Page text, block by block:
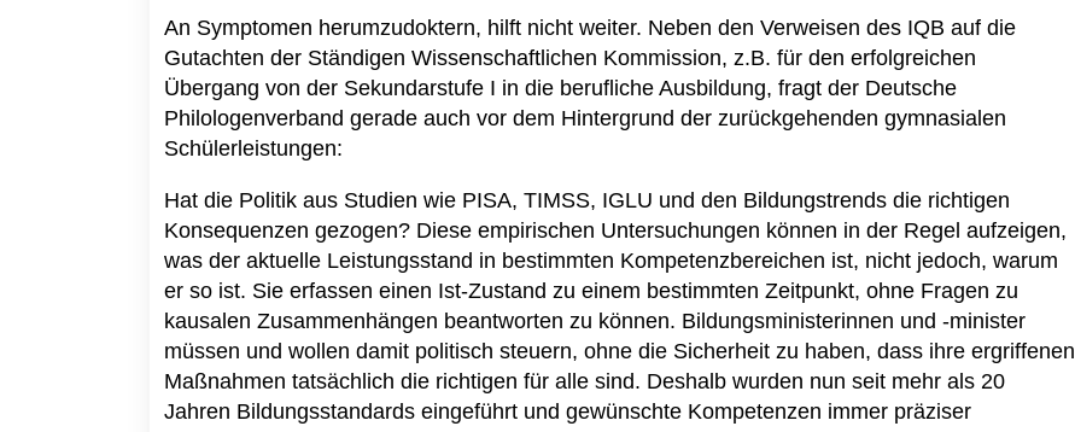
An Symptomen herumzudoktern, hilft nicht weiter. Neben den Verweisen des IQB auf die
Gutachten der Ständigen Wissenschaftlichen Kommission, z.B. für den erfolgreichen
Übergang von der Sekundarstufe I in die berufliche Ausbildung, fragt der Deutsche
Philologenverband gerade auch vor dem Hintergrund der zurückgehenden gymnasialen
Schülerleistungen:
Hat die Politik aus Studien wie PISA, TIMSS, IGLU und den Bildungstrends die richtigen
Konsequenzen gezogen? Diese empirischen Untersuchungen können in der Regel aufzeigen,
was der aktuelle Leistungsstand in bestimmten Kompetenzbereichen ist, nicht jedoch, warum
er so ist. Sie erfassen einen Ist-Zustand zu einem bestimmten Zeitpunkt, ohne Fragen zu
kausalen Zusammenhängen beantworten zu können. Bildungsministerinnen und -minister
müssen und wollen damit politisch steuern, ohne die Sicherheit zu haben, dass ihre ergriffenen
Maßnahmen tatsächlich die richtigen für alle sind. Deshalb wurden nun seit mehr als 20
Jahren Bildungsstandards eingeführt und gewünschte Kompetenzen immer präziser